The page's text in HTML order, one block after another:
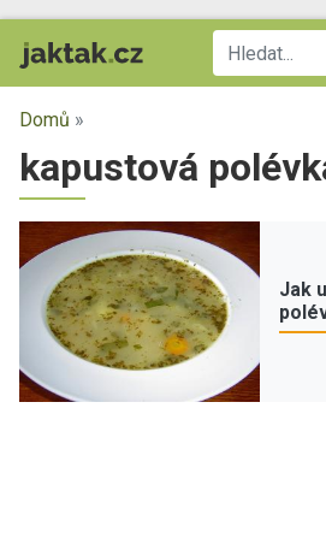
Domů »
kapustová
Jak